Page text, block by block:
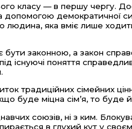
класу — в першу чергу.
допомогою демократичної
яка вміє лише
законною, а закон
існуючі поняття
традиційних сімейних
буде міцна сім’я, то буде
союзів, ні з ким.
в глухий кут у